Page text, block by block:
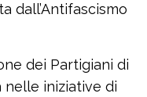
dall’Antifascismo
dei Partigiani di
nelle iniziative di